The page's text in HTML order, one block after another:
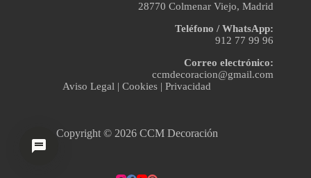
28770 Colmenar Viejo, Madrid
Teléfono / WhatsApp:
912 77 99 96
Correo electrónico:
ccmdecoracion@gmail.com
Aviso Legal |Cookies |Privacidad
Copyright © 2026 CCM Decoración